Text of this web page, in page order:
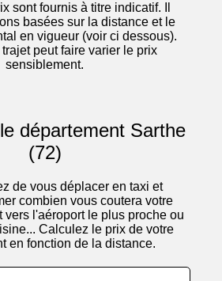
sont fournis à titre indicatif. Il
basées sur la distance et le
en vigueur (voir ci dessous).
trajet peut faire varier le prix
sensiblement.
département Sarthe
(72)
de vous déplacer en taxi et
combien vous coutera votre
vers l'aéroport le plus proche ou
Calculez le prix de votre
en fonction de la distance.